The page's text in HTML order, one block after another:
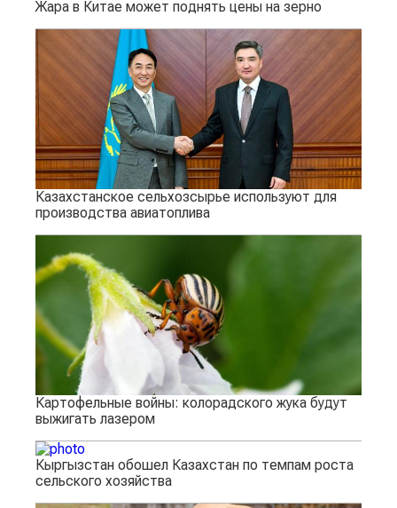
Жара в Китае может поднять цены на зерно
Казахстанское сельхозсырье используют для
производства авиатоплива
Картофельные войны: колорадского жука будут
выжигать лазером
Кыргызстан обошел Казахстан по темпам роста
сельского хозяйства